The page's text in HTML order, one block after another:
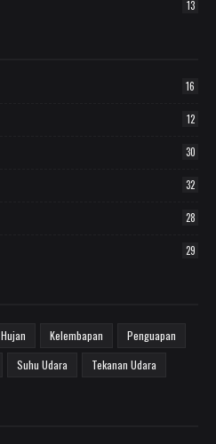
13
16
12
30
32
28
29
Hujan Kelembapan
Penguapan
Suhu Udara Tekanan Udara